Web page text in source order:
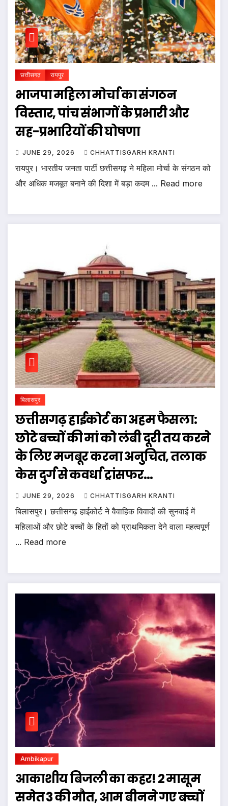
छत्तीसगढ़ रायपुर
भाजपा महिला मोर्चा का संगठन
विस्तार, पांच संभागों के प्रभारी और
सह-प्रभारियों की घोषणा
JUNE 29, 2026 CHHATTISGARH KRANTI
रायपुर। भारतीय जनता पार्टी छत्तीसगढ़ ने महिला मोर्चा के संगठन को
और अधिक मजबूत बनाने की दिशा में बड़ा कदम ... Read more
बिलासपुर
छत्तीसगढ़ हाईकोर्ट का अहम फैसला:
छोटे बच्चों की मां को लंबी दूरी तय करने
के लिए मजबूर करना अनुचित, तलाक
केस दुर्ग से कवर्धा ट्रांसफर…
JUNE 29, 2026 CHHATTISGARH KRANTI
बिलासपुर। छत्तीसगढ़ हाईकोर्ट ने वैवाहिक विवादों की सुनवाई में
महिलाओं और छोटे बच्चों के हितों को प्राथमिकता देने वाला महत्वपूर्ण
... Read more
Ambikapur
आकाशीय बिजली का कहर! 2 मासूम
समेत 3 की मौत, आम बीनने गए बच्चों